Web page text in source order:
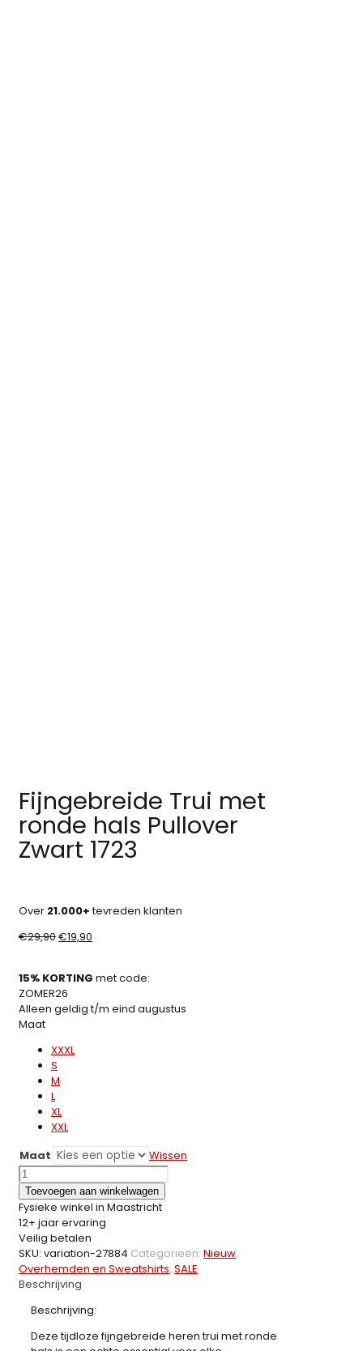
Fijngebreide Trui met
ronde hals Pullover
Zwart 1723
Over 21.000+tevreden klanten
€29,90€19,90
15% KORTING met code:
ZOMER26
Alleen geldig t/m eind augustus
Maat
XXXL
S
M
L
XL
XXL
Maat
Wissen
Fijngebreide
Trui
met
ronde
hals
Pullover
Zwart
1723
Toevoegen aan winkelwagen
Fysieke winkel in Maastricht
12+ jaar ervaring
Veilig betalen
SKU: variation-27884 Categorieën: Nieuw,
Overhemden en Sweatshirts, SALE
Beschrijving
Beschrijving:
Deze tijdloze fijngebreide heren trui met ronde